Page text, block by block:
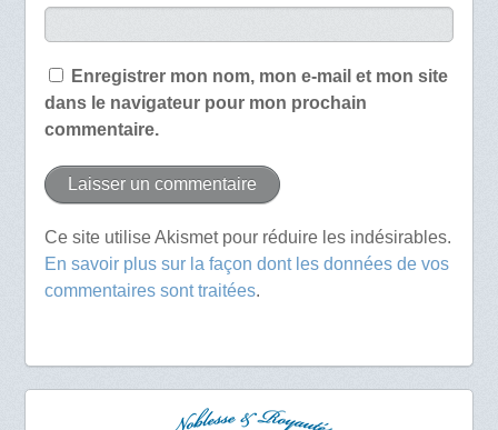
Enregistrer mon nom, mon e-mail et mon site
dans le navigateur pour mon prochain
commentaire.
Ce site utilise Akismet pour réduire les indésirables.
En savoir plus sur la façon dont les données de vos
commentaires sont traitées.